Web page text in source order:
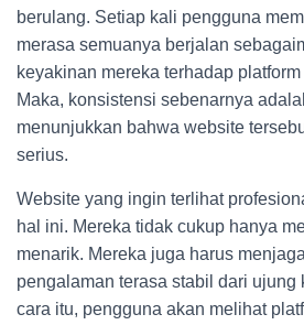
berulang. Setiap kali pengguna
merasa semuanya berjalan
keyakinan mereka terhadap
Maka, konsistensi sebenarnya
menunjukkan bahwa website
serius.
Website yang ingin terlihat
hal ini. Mereka tidak cukup hanya
menarik. Mereka juga harus
pengalaman terasa stabil dari ujung
cara itu, pengguna akan melihat